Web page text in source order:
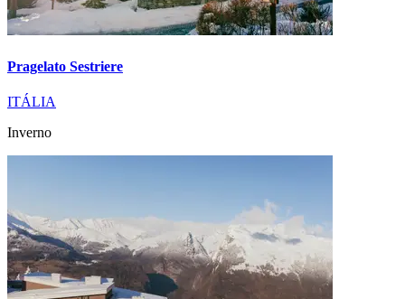
Pragelato Sestriere
ITÁLIA
Inverno